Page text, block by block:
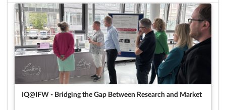
IQ@IFW - Bridging the Gap Between Research and Market